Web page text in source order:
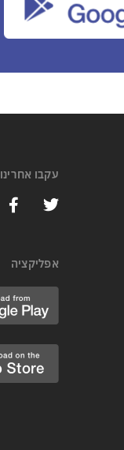
עקבו אחרינו
אפליקציה